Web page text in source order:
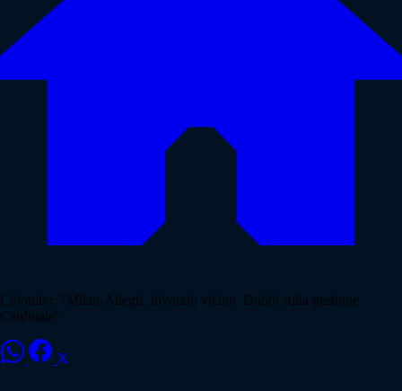
Colombo: "Milan-Allegri, divorzio vicino. Dubbi sulla gestione
Cardinale"